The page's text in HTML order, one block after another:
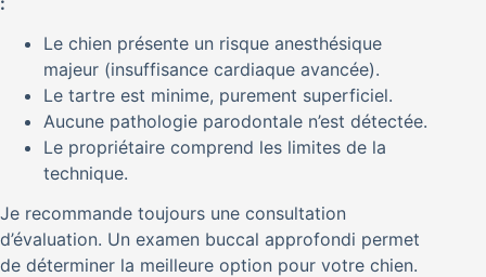
Le chien présente un risque anesthésique
majeur (insuffisance cardiaque avancée).
Le tartre est minime, purement superficiel.
Aucune pathologie parodontale n’est détectée.
Le propriétaire comprend les limites de la
technique.
Je recommande toujours une consultation
d’évaluation. Un examen buccal approfondi permet
de déterminer la meilleure option pour votre chien.